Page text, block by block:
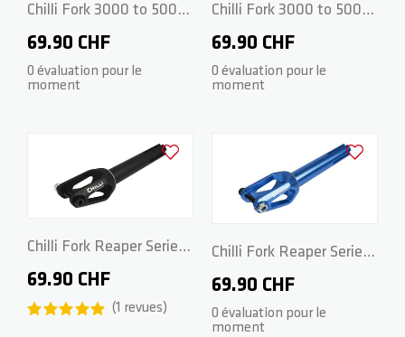
JUMPSTART
Chilli Fork 3000 to 5000
Series - Spider HIC
160mm - Black
69.90 CHF
0 évaluation pour le
moment
Chilli Fork 3000 to 5000
Series - Spider HIC
160mm - Blue
69.90 CHF
0 évaluation pour le
moment
Chilli Fork Reaper Series
- Spider HIC 160mm -
Black
69.90 CHF
1 revues
Ajouter à la liste d'achats
Chilli Fork Reaper Series
- Spider HIC 160mm -
Blue
69.90 CHF
0 évaluation pour le
moment
Ajouter à